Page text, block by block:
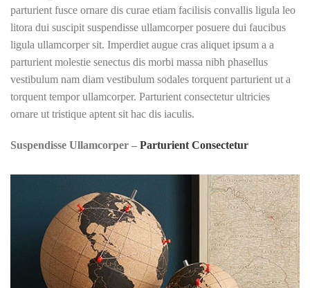
parturient fusce ornare dis curae etiam facilisis convallis ligula leo
litora dui suscipit suspendisse ullamcorper posuere dui faucibus
ligula ullamcorper sit. Imperdiet augue cras aliquet ipsum a a
parturient molestie senectus dis morbi massa nibh phasellus
vestibulum nam diam vestibulum sodales torquent parturient ut a
torquent tempor ullamcorper. Parturient consectetur ultricies
ornare ut tristique aptent sit hac dis iaculis.
Suspendisse Ullamcorper – Parturient Consectetur